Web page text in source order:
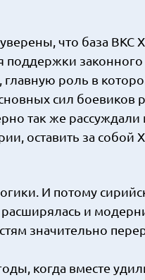
что база ВКС
законного
главную роль в
сил
так же
оставить за
И потому
и
значительно
когда вместе